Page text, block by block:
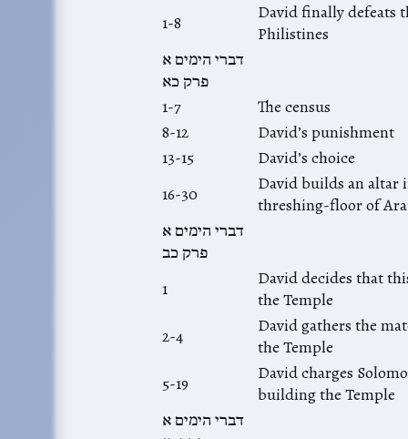
1-8
David finally defeats
Philistines
דברי הימים א
פרק כא
1-7
The census
8-12
David’s punishment
13-15
David’s choice
16-30
David builds an altar
threshing-floor of
דברי הימים א
פרק כב
1
David decides that
the Temple
2-4
David gathers the
the Temple
5-19
David charges
building the Temple
דברי הימים א